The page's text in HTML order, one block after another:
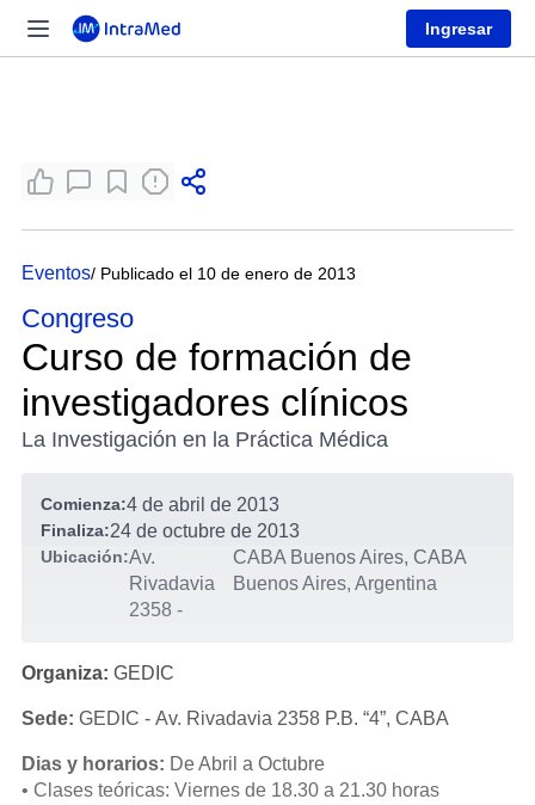
Ingresar
Eventos/ Publicado el 10 de enero de 2013
Congreso
Curso de formación de
investigadores clínicos
La Investigación en la Práctica Médica
Comienza:4 de abril de 2013
Finaliza:24 de octubre de 2013
Ubicación:Av.
Rivadavia
2358 -
CABA Buenos Aires, CABA
Buenos Aires, Argentina
Organiza: GEDIC
Sede: GEDIC - Av. Rivadavia 2358 P.B. “4”, CABA
Dias y horarios: De Abril a Octubre
• Clases teóricas: Viernes de 18.30 a 21.30 horas